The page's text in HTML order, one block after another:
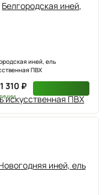
иней, ель
ПВХ
310 ₽